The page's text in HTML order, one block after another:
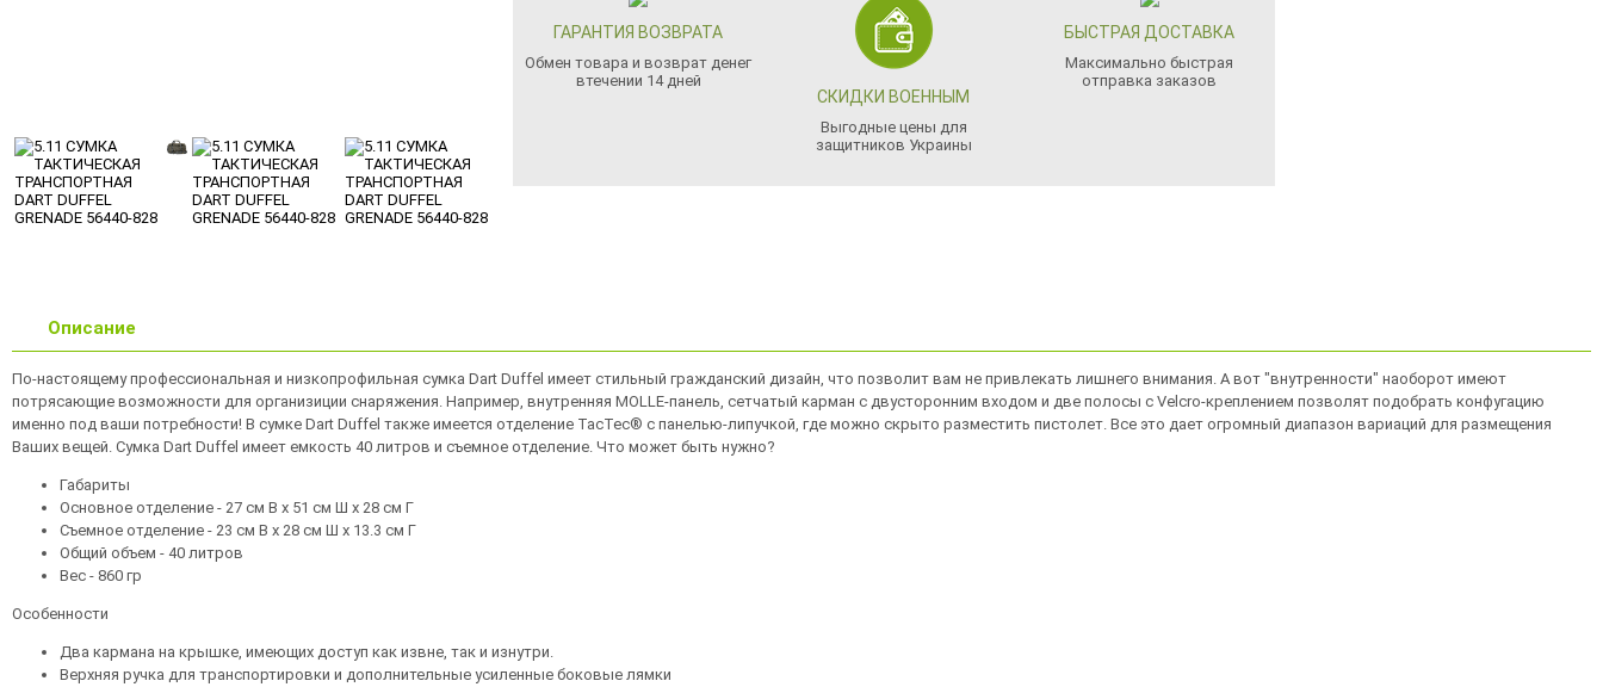
ГАРАНТИЯ ВОЗВРАТА
Обмен товара и возврат денег
втечении 14 дней
СКИДКИ ВОЕННЫМ
Выгодные цены для
защитников Украины
БЫСТРАЯ ДОСТАВКА
Максимально быстрая
отправка заказов
Описание
По-настоящему профессиональная и низкопрофильная сумка Dart Duffel имеет стильный гражданский дизайн, что позволит вам не привлекать лишнего внимания. А вот "внутренности" наоборот имеют
потрясающие возможности для организиции снаряжения. Например, внутренняя MOLLE-панель, сетчатый карман с двусторонним входом и две полосы с Velcro-креплением позволят подобрать конфугацию
именно под ваши потребности! В сумке Dart Duffel также имеется отделение TacTec® с панелью-липучкой, где можно скрыто разместить пистолет. Все это дает огромный диапазон вариаций для размещения
Ваших вещей. Сумка Dart Duffel имеет емкость 40 литров и съемное отделение. Что может быть нужно?
Габариты
Основное отделение - 27 см В х 51 см Ш х 28 см Г
Съемное отделение - 23 см В х 28 см Ш х 13.3 см Г
Общий объем - 40 литров
Вес - 860 гр
Особенности
Два кармана на крышке, имеющих доступ как извне, так и изнутри.
Верхняя ручка для транспортировки и дополнительные усиленные боковые лямки